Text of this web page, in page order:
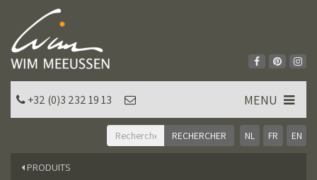
NL FR EN
+32 (0)3 232 19 13 MENU
PRODUITS